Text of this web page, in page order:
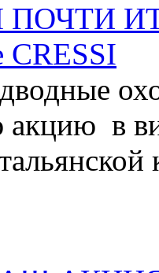
CRESSI
акцию в